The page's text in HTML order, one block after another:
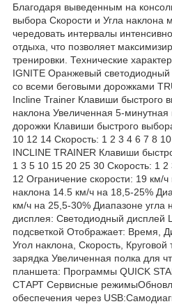
Благодаря выведенным на
выбора Скорости и Угла наклона
чередовать интервалы
отдыха, что позволяет
тренировки. Технические
IGNITE Оранжевый
со всеми беговыми дорожками
Incline Trainer Клавиши быстрого
наклона Увеличенная 5-минутная
дорожки Клавиши быстрого
10 12 14 Скорость: 1 2 3 4 6 7 8
INCLINE TRAINER Клавиши
1 3 5 10 15 20 25 30 Скорость: 1
12 Ограничение скорости: 19 км/
наклона 14.5 км/ч на 18,5-25%
км/ч на 25,5-30% Диапазоне угла
дисплея: Светодиодный дисплей
подсветкой Отображает: Время,
Угол наклона, Скорость,
зарядка Увеличенная полка для
планшета: Программы QUICK
СТАРТ Сервисные
обеспечения через